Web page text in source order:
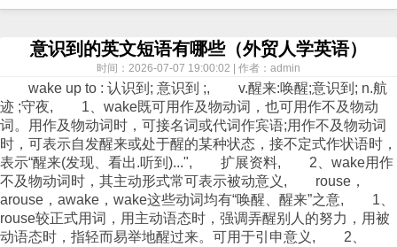
意识到的英文短语有哪些（外贸人学英语）
时间：2026-07-07 19:00:02 | 作者：admin
wake up to : 认识到; 意识到 ;, v.醒来:唤醒;意识到; n.航
迹 ;守夜, 1、wake既可用作及物动词，也可用作不及物动
词。用作及物动词时，可接名词或代词作宾语;用作不及物动词
时，可表示自发醒来或处于醒的某种状态，接不定式作状语时，
表示“醒来(发现、看出.听到)...", 扩展资料, 2、wake用作
不及物动词时，其主动形式常可表示被动意义, rouse，
arouse，awake，wake这些动词均有“唤醒、醒来”之意, 1、
rouse较正式用词，用主动语态时，强调弄醒别人的努力，用被
动语态时，指轻而易举地醒过来。可用于引申意义, 2、